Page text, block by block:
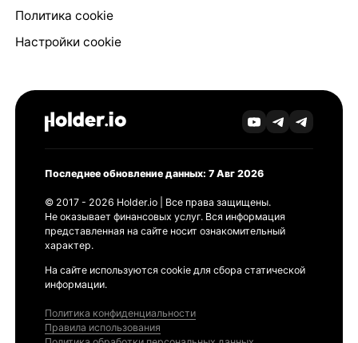
Политика cookie
Настройки cookie
Последнее обновление данных: 7 Авг 2026
© 2017 - 2026 Holder.io | Все права защищены.
Не оказывает финансовых услуг. Вся информация
представленная на сайте носит ознакомительный
характер.
На сайте используются cookie для сбора статической
информации.
Политика конфиденциальности
Правила использования